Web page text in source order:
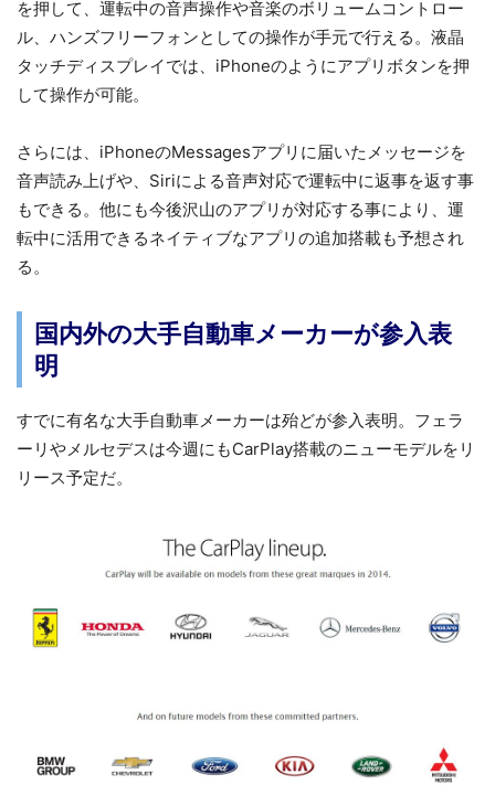
を押して、運転中の音声操作や音楽のボリュームコントロー
ル、ハンズフリーフォンとしての操作が手元で行える。液晶
タッチディスプレイでは、iPhoneのようにアプリボタンを押
して操作が可能。
さらには、iPhoneのMessagesアプリに届いたメッセージを
音声読み上げや、Siriによる音声対応で運転中に返事を返す事
もできる。他にも今後沢山のアプリが対応する事により、運
転中に活用できるネイティブなアプリの追加搭載も予想され
る。
国内外の大手自動車メーカーが参入表
明
すでに有名な大手自動車メーカーは殆どが参入表明。フェラ
ーリやメルセデスは今週にもCarPlay搭載のニューモデルをリ
リース予定だ。